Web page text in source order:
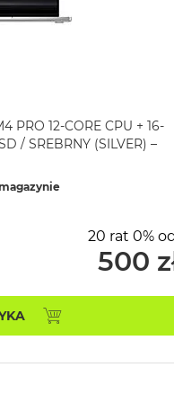
PRO 12-CORE CPU + 16-
/ SREBRNY (SILVER) –
20 rat 0%
500